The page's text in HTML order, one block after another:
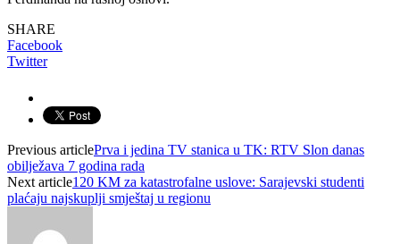
SHARE
Facebook
Twitter
Previous articlePrva i jedina TV stanica u TK: RTV Slon danas
obilježava 7 godina rada
Next article120 KM za katastrofalne uslove: Sarajevski studenti
plaćaju najskuplji smještaj u regionu